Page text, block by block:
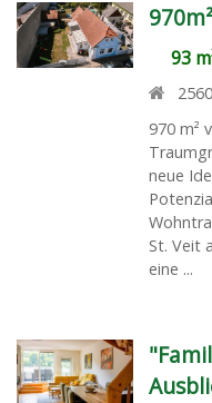
93
2560
970 m²
neue
St. Veit
eine ...